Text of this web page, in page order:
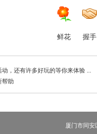
鲜花 握手
，还有许多好玩的等你来体验 ...
帮助
厦门市同